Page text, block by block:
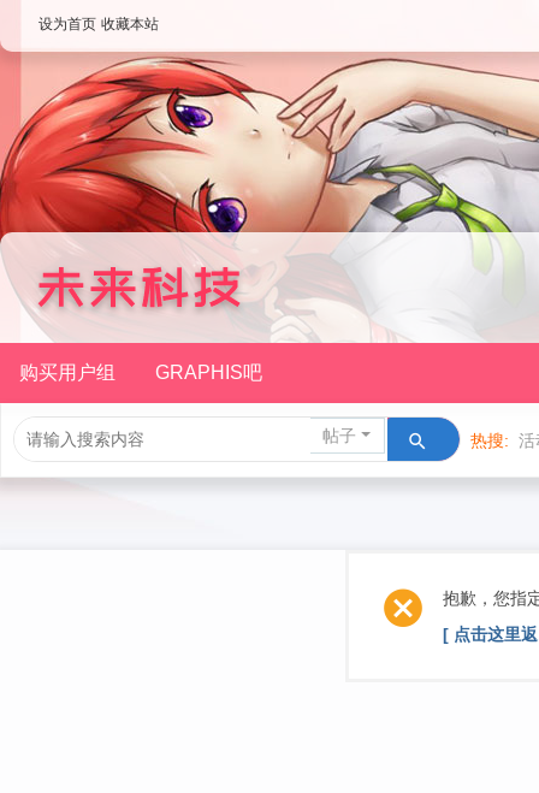
设为首页 收藏本站
购买用户组 GRAPHIS吧
帖子 热搜: 活
抱歉，您指
[ 点击这里